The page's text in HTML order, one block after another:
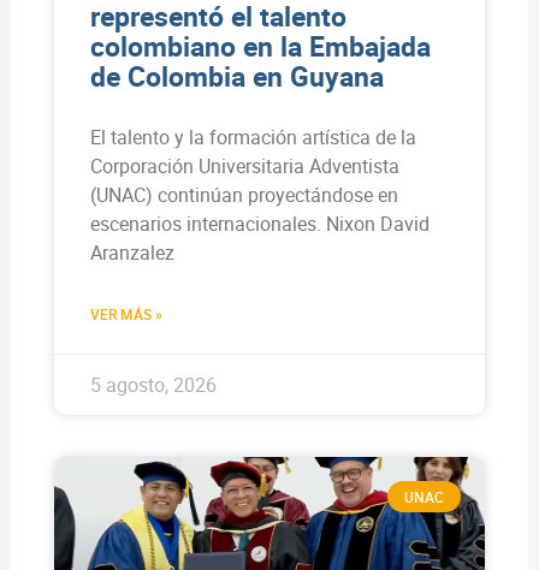
representó el talento
colombiano en la Embajada
de Colombia en Guyana
El talento y la formación artística de la
Corporación Universitaria Adventista
(UNAC) continúan proyectándose en
escenarios internacionales. Nixon David
Aranzalez
VER MÁS »
5 agosto, 2026
UNAC